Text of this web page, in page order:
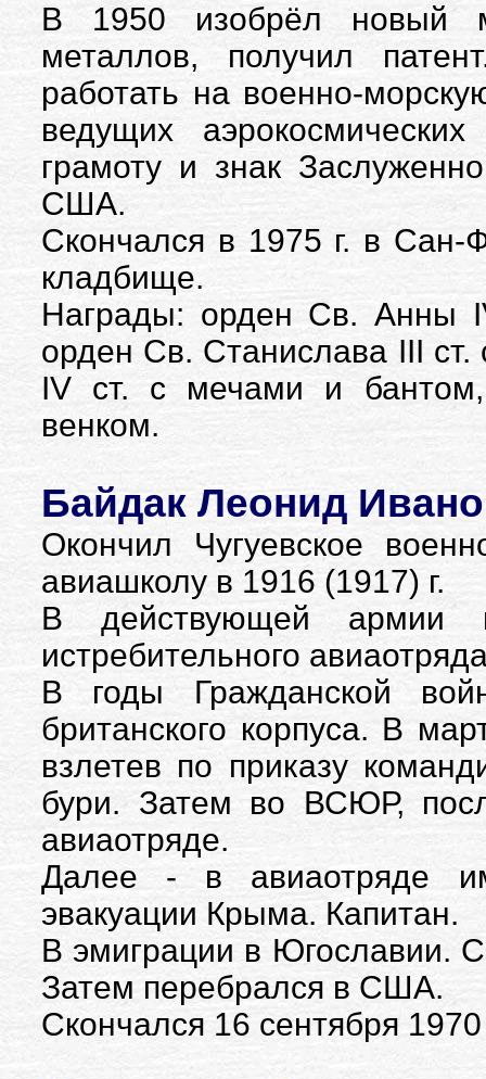
В 1950 изобрёл новый
металлов, получил
работать на военно-
ведущих
грамоту и знак
США.
Скончался в 1975 г. в Сан-
кладбище.
Награды: орден Св. Анны
орден Св. Станислава III
IV ст. с мечами и бантом,
венком.
Байдак Леонид
Окончил Чугуевское
авиашколу в 1916 (1917) г.
В действующей
истребительного
В годы Гражданской
британского корпуса. В
взлетев по приказу
бури. Затем во ВСЮР,
авиаотряде.
Далее - в авиаотряде
эвакуации Крыма. Капитан.
В эмиграции в Югославии.
Затем перебрался в США.
Скончался 16 сентября